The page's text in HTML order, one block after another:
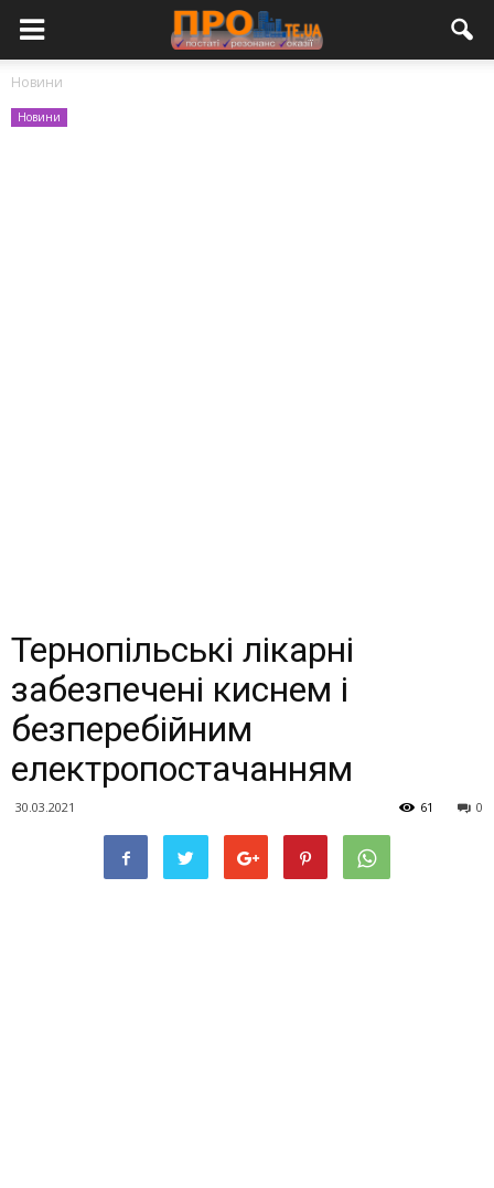
Новини
Новини
Тернопільські лікарні
забезпечені киснем і
безперебійним
електропостачанням
30.03.2021 0
61